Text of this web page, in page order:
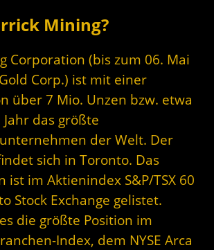
Mining?
Corporation (bis zum 06. Mai
Corp.) ist mit einer
über 7 Mio. Unzen bzw. etwa
das größte
der Welt. Der
sich in Toronto. Das
ist im Aktienindex S&P/TSX 60
Stock Exchange gelistet.
die größte Position im
Index, dem NYSE Arca